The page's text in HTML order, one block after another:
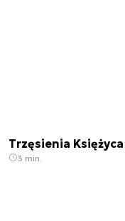
Trzęsienia
3 min.